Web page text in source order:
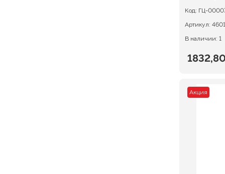
Код: ГЦ-
Артикул:
В наличии: 1
Текущая
1832,80
Акция